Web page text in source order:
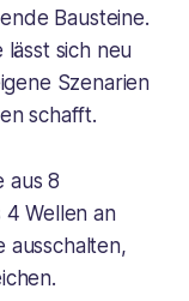
Bausteine.
lässt sich neu
Szenarien
schafft.
aus 8
4 Wellen an
ausschalten,